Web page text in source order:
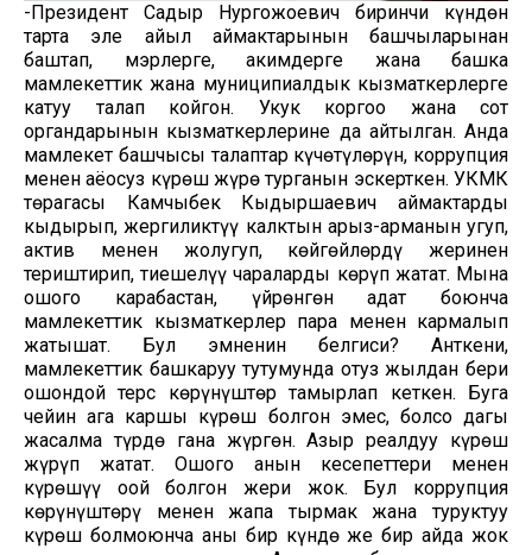
-Президент Садыр Нургожоевич биринчи күндөн
тарта эле айыл аймактарынын башчыларынан
баштап, мэрлерге, акимдерге жана башка
мамлекеттик жана муниципиалдык кызматкерлерге
катуу талап койгон. Укук коргоо жана сот
органдарынын кызматкерлерине да айтылган. Анда
мамлекет башчысы талаптар күчөтүлөрүн, коррупция
менен аёосуз күрөш жүрө турганын эскерткен. УКМК
төрагасы Камчыбек Кыдыршаевич аймактарды
кыдырып, жергиликтүү калктын арыз-арманын угуп,
актив менен жолугуп, көйгөйлөрдү жеринен
териштирип, тиешелүү чараларды көрүп жатат. Мына
ошого карабастан, үйрөнгөн адат боюнча
мамлекеттик кызматкерлер пара менен кармалып
жатышат. Бул эмненин белгиси? Анткени,
мамлекеттик башкаруу тутумунда отуз жылдан бери
ошондой терс көрүнүштөр тамырлап кеткен. Буга
чейин ага каршы күрөш болгон эмес, болсо дагы
жасалма түрдө гана жүргөн. Азыр реалдуу күрөш
жүрүп жатат. Ошого анын кесепеттери менен
күрөшүү оңой болгон жери жок. Бул коррупция
көрүнүштөрү менен жапа тырмак жана туруктуу
күрөш болмоюнча аны бир күндө же бир айда жок